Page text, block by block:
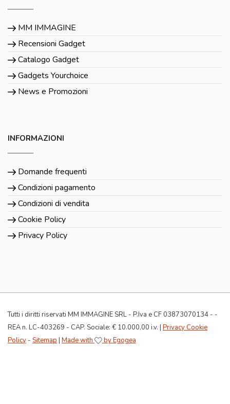
MM IMMAGINE
Recensioni Gadget
Catalogo Gadget
Gadgets Yourchoice
News e Promozioni
INFORMAZIONI
Domande frequenti
Condizioni pagamento
Condizioni di vendita
Cookie Policy
Privacy Policy
Tutti i diritti riservati MM IMMAGINE SRL - P.Iva e CF 03873070134 - -
REA n. LC-403269 - CAP. Sociale: € 10.000,00 i.v. | Privacy Cookie
Policy - Sitemap | Made with by Egogea